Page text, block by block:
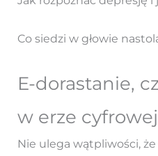
Co siedzi w głowie
E-dorastanie,
w erze cyfrowej
Nie ulega wątpliwości,